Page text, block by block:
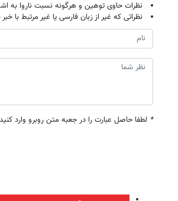
نظرات حاوی توهین و هرگونه نسبت ناروا
نظراتی که غیر از زبان فارسی یا غیر مرتبط با
* لطفا حاصل عبارت را در جعبه متن روبرو وارد کنید